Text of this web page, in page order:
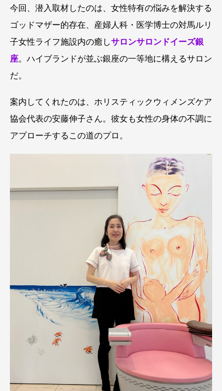
今回、潜入取材したのは、女性特有の悩みを解決する
ゴッドマザー的存在、産婦人科・医学博士の対馬ルリ
子女性ライフ施設内の癒しサロンサロンドイーズ銀
座。ハイブランドが並ぶ銀座の一等地に構えるサロン
だ。
案内してくれたのは、ホリスティックウィメンズケア
協会代表の安藤伸子さん。彼女も女性の身体の不調に
アプローチするこの道のプロ。